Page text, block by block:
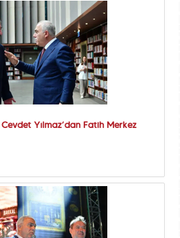
Cevdet Yılmaz’dan Fatih Merkez